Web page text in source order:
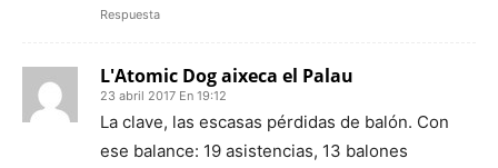
Respuesta
L'Atomic Dog aixeca el Palau
23 abril 2017 En 19:12
La clave, las escasas pérdidas de balón. Con
ese balance: 19 asistencias, 13 balones